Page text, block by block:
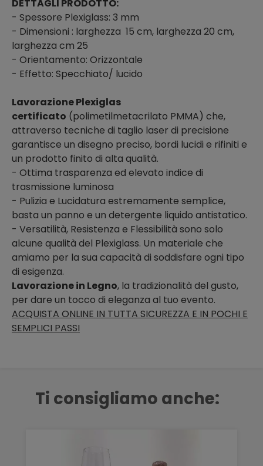
DETTAGLI PRODOTTO:
- Spessore Plexiglass: 3 mm
- Dimensioni : larghezza 15 cm, larghezza 20 cm,
larghezza cm 25
- Orientamento: Orizzontale
- Effetto: Specchiato/ lucido
Lavorazione Plexiglas
certificato (polimetilmetacrilato PMMA) che,
attraverso tecniche di taglio laser di precisione
garantisce un disegno preciso, bordi lucidi e rifiniti e
un prodotto finito di alta qualità.
- Ottima trasparenza ed elevato indice di
trasmissione luminosa
- Pulizia e Lucidatura estremamente semplice,
basta un panno e un detergente liquido antistatico.
- Versatilità, Resistenza e Flessibilità sono solo
alcune qualità del Plexiglass. Un materiale che
amiamo per la sua capacità di soddisfare ogni tipo
di esigenza.
Lavorazione in Legno, la tradizionalità del gusto,
per dare un tocco di eleganza al tuo evento.
ACQUISTA ONLINE IN TUTTA SICUREZZA E IN POCHI E
SEMPLICI PASSI
Ti consigliamo anche: